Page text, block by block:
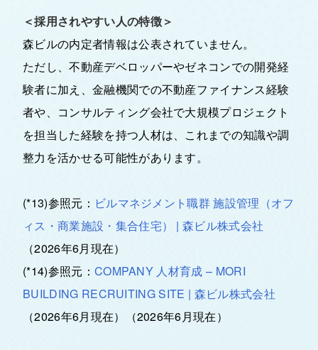
＜採用されやすい人の特徴＞
森ビルの内定者情報は公表されていません。
ただし、不動産デベロッパーやゼネコンでの開発経
験者に加え、金融機関での不動産ファイナンス経験
者や、コンサルティング会社で大規模プロジェクト
を担当した経験を持つ人材は、これまでの知識や調
整力を活かせる可能性があります。
(*13)参照元： ビルマネジメント職群 施設管理（オフ
ィス・商業施設・集合住宅） | 森ビル株式会社
（2026年6月現在）
(*14)参照元： COMPANY 人材育成 – MORI
BUILDING RECRUITING SITE | 森ビル株式会社
（2026年6月現在）（2026年6月現在）